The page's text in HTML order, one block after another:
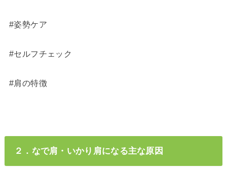
#姿勢ケア
#セルフチェック
#肩の特徴
２．なで肩・いかり肩になる主な原因